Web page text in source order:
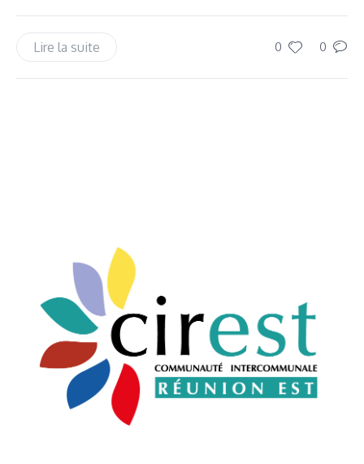
0 0
Lire la suite